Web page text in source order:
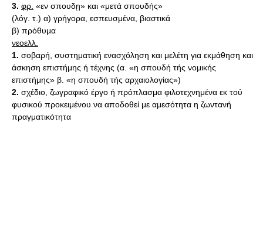
3. φρ. «εν σπουδῃ» και «μετά σπουδής»
(λόγ. τ.) α) γρήγορα, εσπευσμένα, βιαστικά
β) πρόθυμα
νεοελλ.
1. σοβαρή, συστηματική ενασχόληση και μελέτη για εκμάθηση και
άσκηση επιστήμης ή τέχνης (α. «η σπουδή τής νομικής
επιστήμης» β. «η σπουδή τής αρχαιολογίας»)
2. σχέδιο, ζωγραφικό έργο ή πρόπλασμα φιλοτεχνημένα εκ τού
φυσικού προκειμένου να αποδοθεί με αμεσότητα η ζωντανή
πραγματικότητα